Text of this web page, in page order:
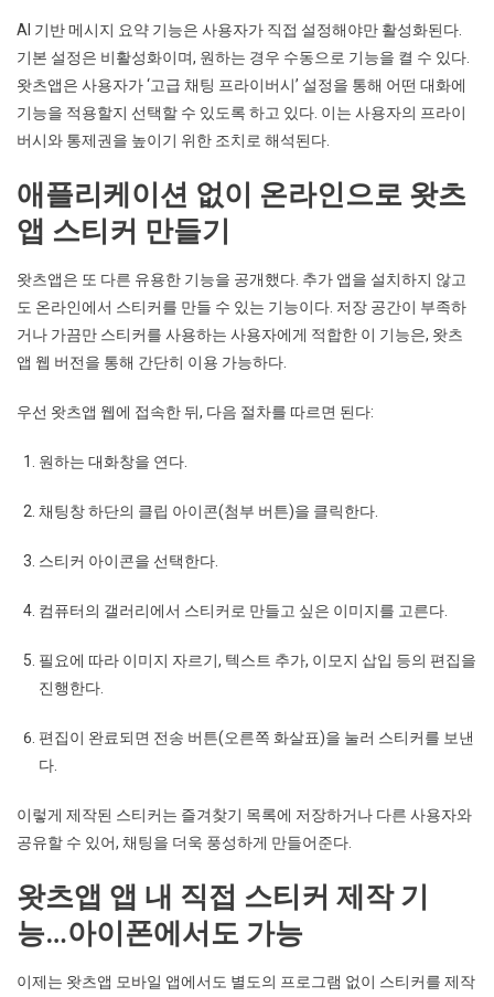
AI 기반 메시지 요약 기능은 사용자가 직접 설정해야만 활성화된다.
기본 설정은 비활성화이며, 원하는 경우 수동으로 기능을 켤 수 있다.
왓츠앱은 사용자가 ‘고급 채팅 프라이버시’ 설정을 통해 어떤 대화에
기능을 적용할지 선택할 수 있도록 하고 있다. 이는 사용자의 프라이
버시와 통제권을 높이기 위한 조치로 해석된다.
애플리케이션 없이 온라인으로 왓츠
앱 스티커 만들기
왓츠앱은 또 다른 유용한 기능을 공개했다. 추가 앱을 설치하지 않고
도 온라인에서 스티커를 만들 수 있는 기능이다. 저장 공간이 부족하
거나 가끔만 스티커를 사용하는 사용자에게 적합한 이 기능은, 왓츠
앱 웹 버전을 통해 간단히 이용 가능하다.
우선 왓츠앱 웹에 접속한 뒤, 다음 절차를 따르면 된다:
원하는 대화창을 연다.
채팅창 하단의 클립 아이콘(첨부 버튼)을 클릭한다.
스티커 아이콘을 선택한다.
컴퓨터의 갤러리에서 스티커로 만들고 싶은 이미지를 고른다.
필요에 따라 이미지 자르기, 텍스트 추가, 이모지 삽입 등의 편집을
진행한다.
편집이 완료되면 전송 버튼(오른쪽 화살표)을 눌러 스티커를 보낸
다.
이렇게 제작된 스티커는 즐겨찾기 목록에 저장하거나 다른 사용자와
공유할 수 있어, 채팅을 더욱 풍성하게 만들어준다.
왓츠앱 앱 내 직접 스티커 제작 기
능…아이폰에서도 가능
이제는 왓츠앱 모바일 앱에서도 별도의 프로그램 없이 스티커를 제작